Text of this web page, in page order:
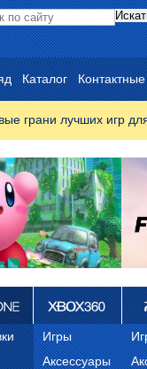
Каталог
грани лучших игр
Xbox 360
Игры
Аксессуары